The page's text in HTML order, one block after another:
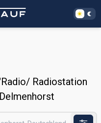
Radiostation